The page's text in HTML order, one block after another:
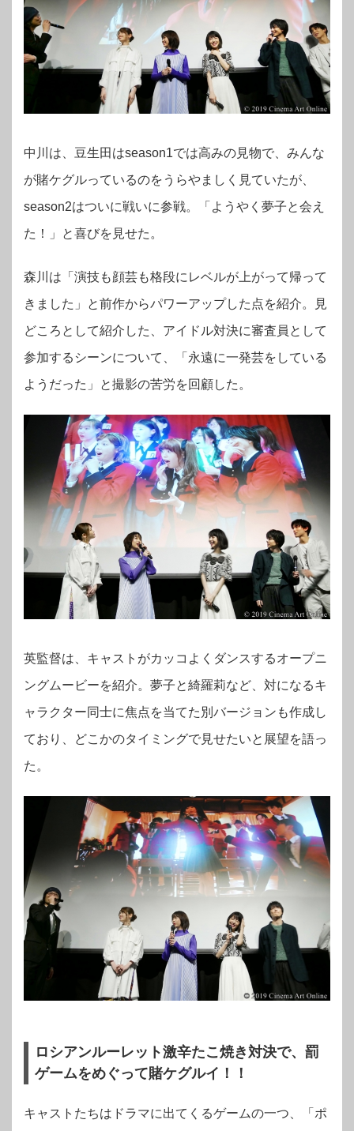
中川は、豆生田はseason1では高みの見物で、みんな
が賭ケグルっているのをうらやましく見ていたが、
season2はついに戦いに参戦。「ようやく夢子と会え
た！」と喜びを見せた。
森川は「演技も顔芸も格段にレベルが上がって帰って
きました」と前作からパワーアップした点を紹介。見
どころとして紹介した、アイドル対決に審査員として
参加するシーンについて、「永遠に一発芸をしている
ようだった」と撮影の苦労を回顧した。
英監督は、キャストがカッコよくダンスするオープニ
ングムービーを紹介。夢子と綺羅莉など、対になるキ
ャラクター同士に焦点を当てた別バージョンも作成し
ており、どこかのタイミングで見せたいと展望を語っ
た。
ロシアンルーレット激辛たこ焼き対決で、罰
ゲームをめぐって賭ケグルイ！！
キャストたちはドラマに出てくるゲームの一つ、「ポ